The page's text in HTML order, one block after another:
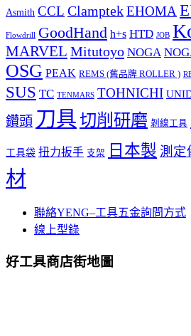
Asmith CCL ClamptekEHOMA
Flowdrill GoodHand h+s HTD JOB
MARVEL Mitutoyo NOGA
OSG PEAK REMS (舊品牌 ROLLER )
SUS TC TENMARS TOHNICHI
鑽頭 刀具切削研磨 剝線工具
工具袋 扭力扳手 支架 日本製 測定
材
聯絡YENG–工具五金詢問方式
線上型錄
好工具商店街地圖